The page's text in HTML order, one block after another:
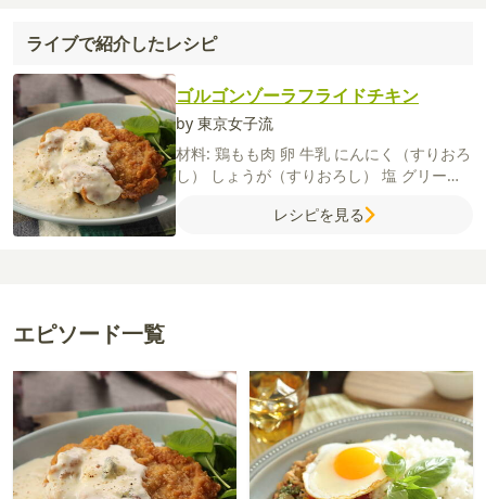
ライブで紹介したレシピ
ゴルゴンゾーラフライドチキン
by 東京女子流
材料: 鶏もも肉 卵 牛乳 にんにく（すりおろ
し）
しょうが（すりおろし） 塩 グリーン
粗びき黒こしょう【ゴルゴンゾー
レシピを見る
エピソード一覧